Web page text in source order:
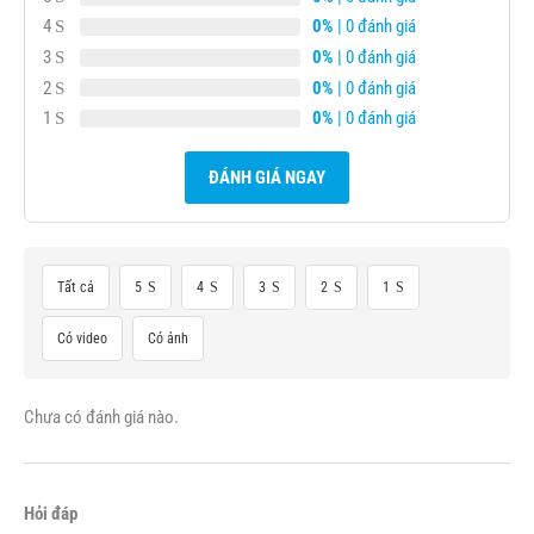
4
0% | 0 đánh giá
3
0% | 0 đánh giá
2
0% | 0 đánh giá
1
0% | 0 đánh giá
ĐÁNH GIÁ NGAY
Tất cả 5 4 3 2 1
Có video Có ảnh
Chưa có đánh giá nào.
Hỏi đáp